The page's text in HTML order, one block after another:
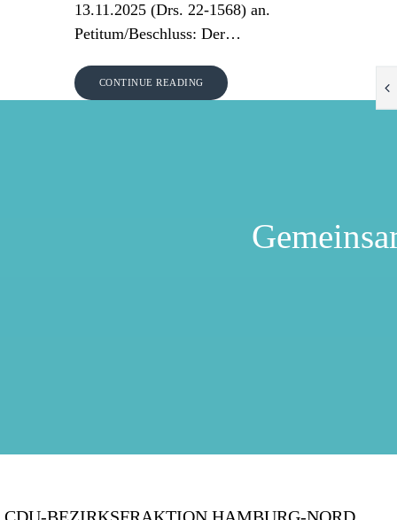
13.11.2025 (Drs. 22-1568) an.
Petitum/Beschluss: Der…
CONTINUE READING